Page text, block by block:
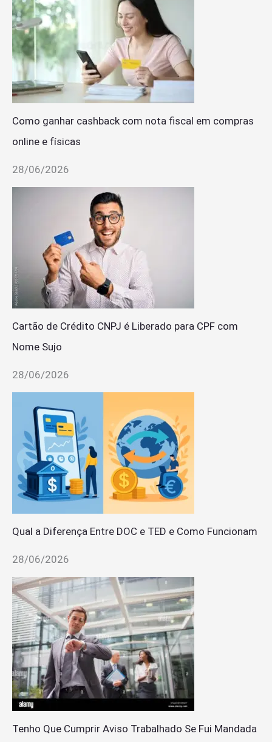
Como ganhar cashback com nota fiscal em compras
online e físicas
28/06/2026
Cartão de Crédito CNPJ é Liberado para CPF com
Nome Sujo
28/06/2026
Qual a Diferença Entre DOC e TED e Como Funcionam
28/06/2026
Tenho Que Cumprir Aviso Trabalhado Se Fui Mandada